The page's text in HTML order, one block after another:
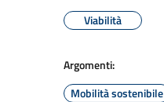
Viabilità
Argomenti:
Mobilità sostenibile